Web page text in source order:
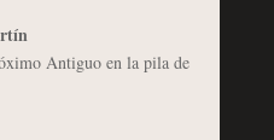
Antiguo en la pila de